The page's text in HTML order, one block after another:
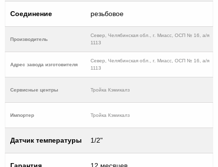
Соединение резьбовое
Производитель
Север, Челябинская обл., г. Миасс, ОСП № 16, а/я
1113
Адрес завода изготовителя
Север, Челябинская обл., г. Миасс, ОСП № 16, а/я
1113
Cервисные центры Тройка Кэмикалз
Импортер Тройка Кэмикалз
Датчик температуры 1/2"
Гарантия 12 месяцев